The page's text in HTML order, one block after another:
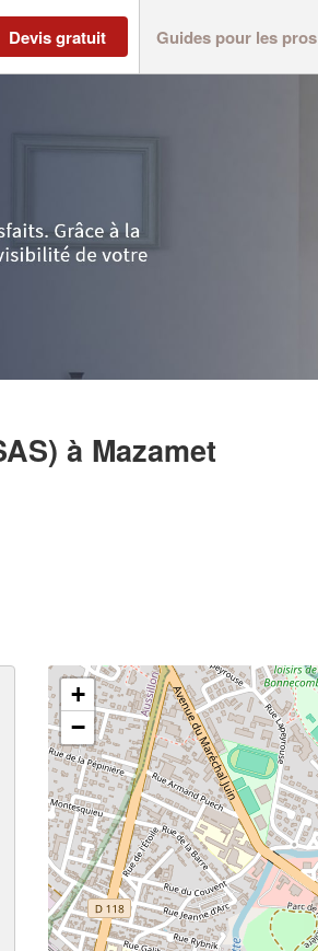
Devis gratuit Guides pour les pros
à Mazamet
+
−